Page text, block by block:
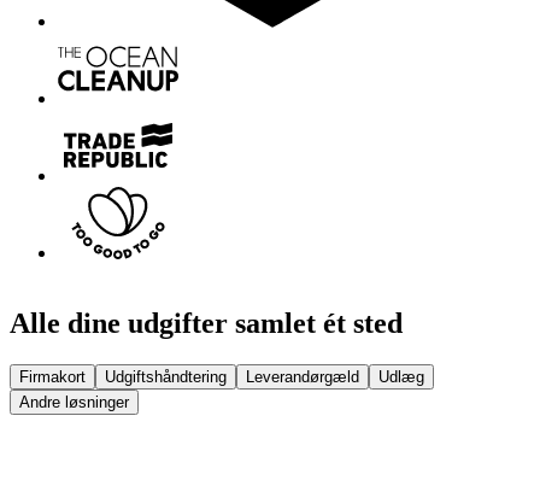
Alle dine udgifter samlet ét sted
Firmakort Udgiftshåndtering Leverandørgæld
Udlæg
Andre løsninger